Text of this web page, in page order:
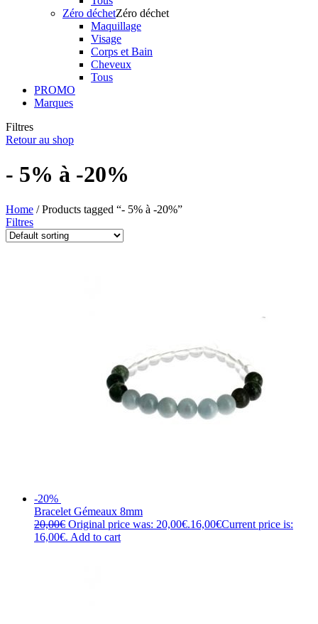
Zéro déchetZéro déchet
Maquillage
Visage
Corps et Bain
Cheveux
Tous
PROMO
Marques
Filtres
Retour au shop
- 5% à -20%
Home / Products tagged “- 5% à -20%”
Filtres
-20%
Bracelet Gémeaux 8mm
20,00€ Original price was: 20,00€.16,00€Current price is:
16,00€. Add to cart